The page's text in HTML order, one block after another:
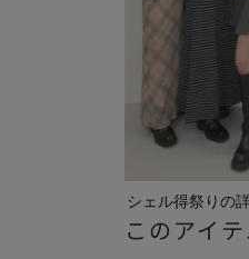
シェル得祭りの
ムをご...
このアイ